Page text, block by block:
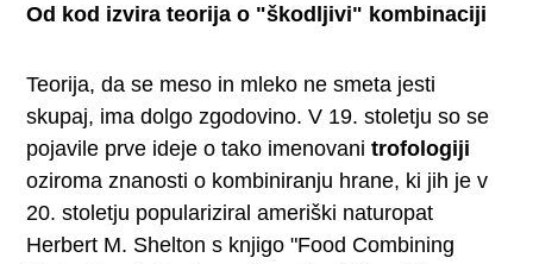
Od kod izvira teorija o "škodljivi" kombinaciji
Teorija, da se meso in mleko ne smeta jesti
skupaj, ima dolgo zgodovino. V 19. stoletju so se
pojavile prve ideje o tako imenovanitrofologiji
oziroma znanosti o kombiniranju hrane, ki jih je v
20. stoletju populariziral ameriški naturopat
Herbert M. Shelton s knjigo "Food Combining